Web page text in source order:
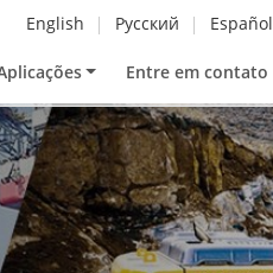
English Русский Español
Entre em contato